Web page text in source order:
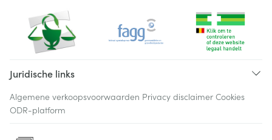
Juridische links
Algemene verkoopsvoorwaarden Privacy disclaimer Cookies
ODR-platform